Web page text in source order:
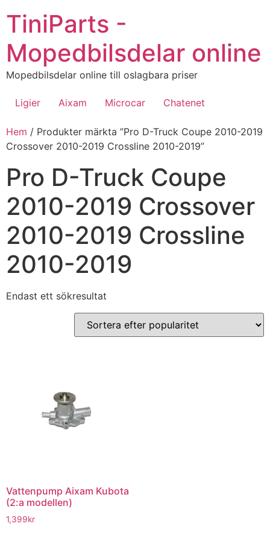
till
innehåll
TiniParts -
Mopedbilsdelar online
Mopedbilsdelar online till oslagbara priser
Ligier Aixam Microcar Chatenet
Hem / Produkter märkta ”Pro D-Truck Coupe 2010-2019
Crossover 2010-2019 Crossline 2010-2019”
Pro D-Truck Coupe
2010-2019 Crossover
2010-2019 Crossline
2010-2019
Endast ett sökresultat
Vattenpump Aixam Kubota
(2:a modellen)
1,399kr